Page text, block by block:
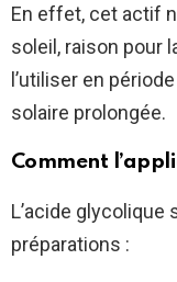
En effet, cet actif
soleil, raison pour
l’utiliser en
solaire prolongée.
Comment
L’acide
préparations :